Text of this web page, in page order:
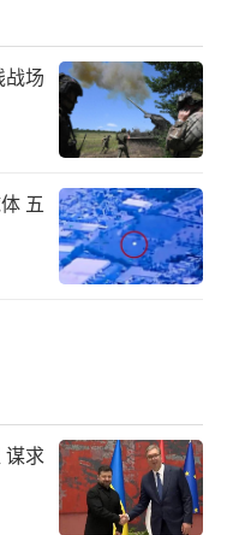
场
五
谋求